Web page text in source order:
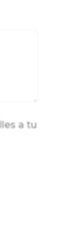
a tu